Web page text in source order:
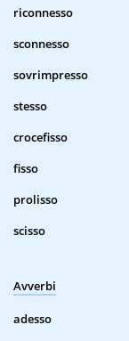
riconnesso
sconnesso
sovrimpresso
stesso
crocefisso
fisso
prolisso
scisso
Avverbi
adesso